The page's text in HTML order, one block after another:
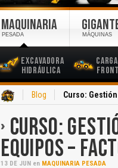
MAQUINARIA
PESADA
Excavadora
Hidráulica
MÁQUINAS
Blog Curso:
CURSO:
EQUIPOS –
13 DE JUN en MAQUINARIA PESADA